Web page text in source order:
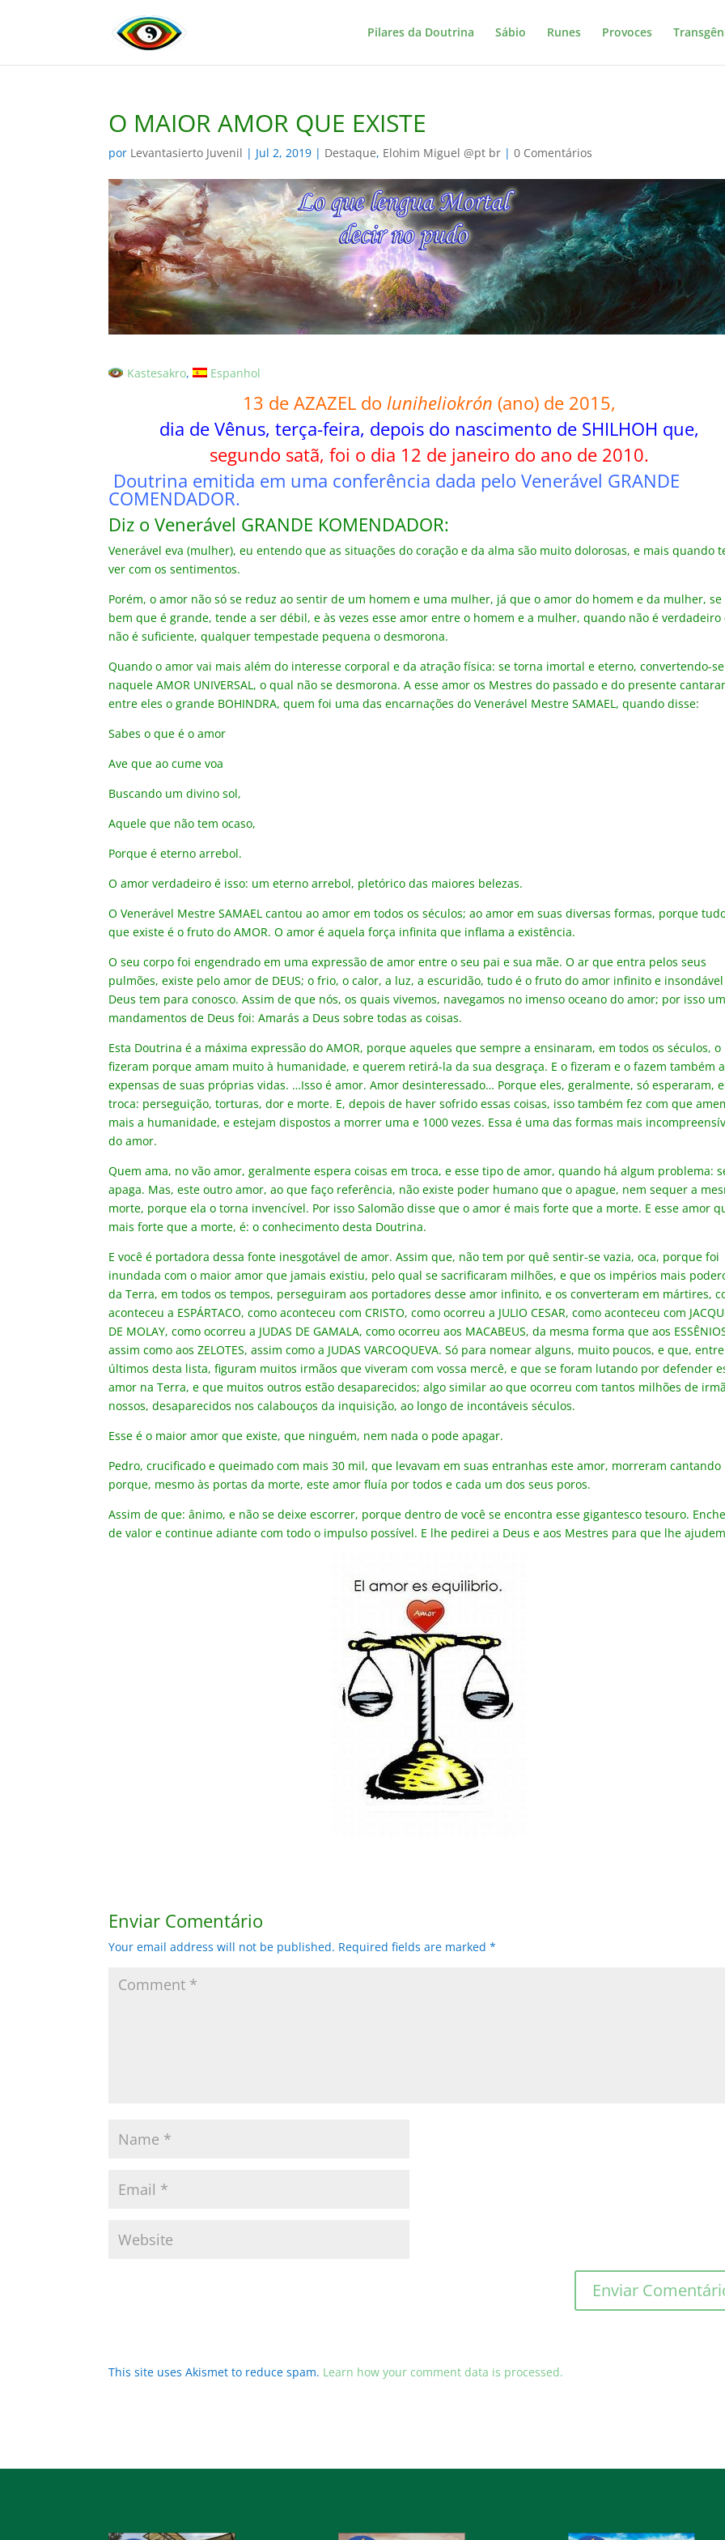
Pilares da Doutrina Sábio Runes Provoces
O MAIOR AMOR QUE EXISTE
por Levantasierto Juvenil | Jul 2, 2019 | Destaque, Elohim Miguel @pt br |0 Comentários
Kastesakro Espanhol
13 de AZAZEL do luniheliokrón (ano) de 2015,
dia de Vênus, terça-feira, depois do nascimento de SHILHOH que,
segundo satã, foi o dia 12 de janeiro do ano de 2010.
Doutrina emitida em uma conferência dada pelo Venerável GRANDE
COMENDADOR.
Diz o Venerável GRANDE KOMENDADOR:
Venerável eva (mulher), eu entendo que as situações do coração e da alma são muito dolorosas, e mais quando
ver com os sentimentos.
Porém, o amor não só se reduz ao sentir de um homem e uma mulher, já que o amor do homem e da mulher, se
bem que é grande, tende a ser débil, e às vezes esse amor entre o homem e a mulher, quando não é verdadeiro
não é suficiente, qualquer tempestade pequena o desmorona.
Quando o amor vai mais além do interesse corporal e da atração física: se torna imortal e eterno, convertendo-se
naquele AMOR UNIVERSAL, o qual não se desmorona. A esse amor os Mestres do passado e do presente
entre eles o grande BOHINDRA, quem foi uma das encarnações do Venerável Mestre SAMAEL, quando disse:
Sabes o que é o amor
Ave que ao cume voa
Buscando um divino sol,
Aquele que não tem ocaso,
Porque é eterno arrebol.
O amor verdadeiro é isso: um eterno arrebol, pletórico das maiores belezas.
O Venerável Mestre SAMAEL cantou ao amor em todos os séculos; ao amor em suas diversas formas, porque
que existe é o fruto do AMOR. O amor é aquela força infinita que inflama a existência.
O seu corpo foi engendrado em uma expressão de amor entre o seu pai e sua mãe. O ar que entra pelos seus
pulmões, existe pelo amor de DEUS; o frio, o calor, a luz, a escuridão, tudo é o fruto do amor infinito e
Deus tem para conosco. Assim de que nós, os quais vivemos, navegamos no imenso oceano do amor; por isso
mandamentos de Deus foi: Amarás a Deus sobre todas as coisas.
Esta Doutrina é a máxima expressão do AMOR, porque aqueles que sempre a ensinaram, em todos os séculos, o
fizeram porque amam muito à humanidade, e querem retirá-la da sua desgraça. E o fizeram e o fazem também a
expensas de suas próprias vidas. …Isso é amor. Amor desinteressado… Porque eles, geralmente, só esperaram,
troca: perseguição, torturas, dor e morte. E, depois de haver sofrido essas coisas, isso também fez com que
mais a humanidade, e estejam dispostos a morrer uma e 1000 vezes. Essa é uma das formas mais
do amor.
Quem ama, no vão amor, geralmente espera coisas em troca, e esse tipo de amor, quando há algum problema:
apaga. Mas, este outro amor, ao que faço referência, não existe poder humano que o apague, nem sequer a
morte, porque ela o torna invencível. Por isso Salomão disse que o amor é mais forte que a morte. E esse amor
mais forte que a morte, é: o conhecimento desta Doutrina.
E você é portadora dessa fonte inesgotável de amor. Assim que, não tem por quê sentir-se vazia, oca, porque foi
inundada com o maior amor que jamais existiu, pelo qual se sacrificaram milhões, e que os impérios mais
da Terra, em todos os tempos, perseguiram aos portadores desse amor infinito, e os converteram em mártires,
aconteceu a ESPÁRTACO, como aconteceu com CRISTO, como ocorreu a JULIO CESAR, como aconteceu com
DE MOLAY, como ocorreu a JUDAS DE GAMALA, como ocorreu aos MACABEUS, da mesma forma que aos
assim como aos ZELOTES, assim como a JUDAS VARCOQUEVA. Só para nomear alguns, muito poucos, e que,
últimos desta lista, figuram muitos irmãos que viveram com vossa mercê, e que se foram lutando por defender
amor na Terra, e que muitos outros estão desaparecidos; algo similar ao que ocorreu com tantos milhões de
nossos, desaparecidos nos calabouços da inquisição, ao longo de incontáveis séculos.
Esse é o maior amor que existe, que ninguém, nem nada o pode apagar.
Pedro, crucificado e queimado com mais 30 mil, que levavam em suas entranhas este amor, morreram cantando
porque, mesmo às portas da morte, este amor fluía por todos e cada um dos seus poros.
Assim de que: ânimo, e não se deixe escorrer, porque dentro de você se encontra esse gigantesco tesouro.
de valor e continue adiante com todo o impulso possível. E lhe pedirei a Deus e aos Mestres para que lhe
Enviar Comentário
Your email address will not be published. Required fields are marked*
This site uses Akismet to reduce spam. Learn how your comment data is processed.